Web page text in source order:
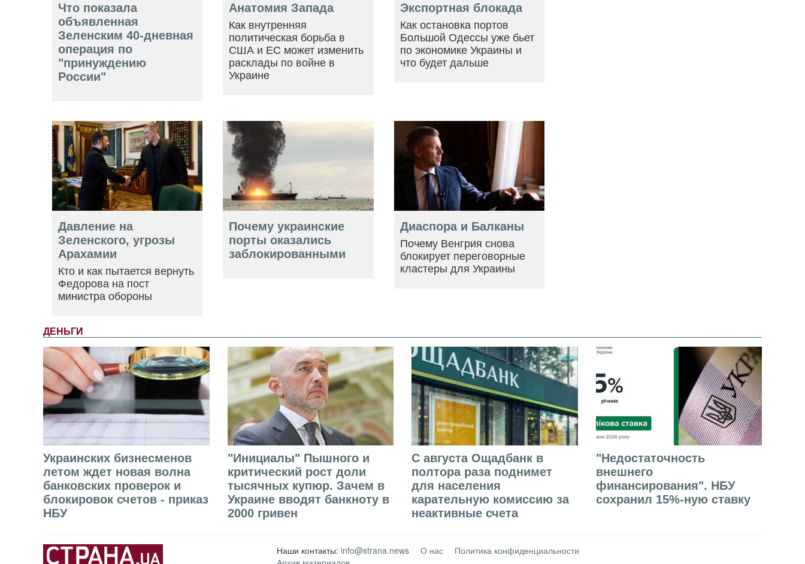
Что показала
объявленная
Зеленским 40-дневная
операция по
"принуждению
России"
Анатомия Запада
Как внутренняя
политическая борьба в
США и ЕС может изменить
расклады по войне в
Украине
Экспортная блокада
Как остановка портов
Большой Одессы уже бьет
по экономике Украины и
что будет дальше
Давление на
Зеленского, угрозы
Арахамии
Кто и как пытается вернуть
Федорова на пост
министра обороны
Почему украинские
порты оказались
заблокированными
Диаспора и Балканы
Почему Венгрия снова
блокирует переговорные
кластеры для Украины
ДЕНЬГИ
Украинских бизнесменов
летом ждет новая волна
банковских проверок и
блокировок счетов - приказ
НБУ
"Инициалы" Пышного и
критический рост доли
тысячных купюр. Зачем в
Украине вводят банкноту в
2000 гривен
С августа Ощадбанк в
полтора раза поднимет
для населения
карательную комиссию за
неактивные счета
"Недостаточность
внешнего
финансирования". НБУ
сохранил 15%-ную ставку
Наши контакты: info@strana.news О нас
Политика конфиденциальности